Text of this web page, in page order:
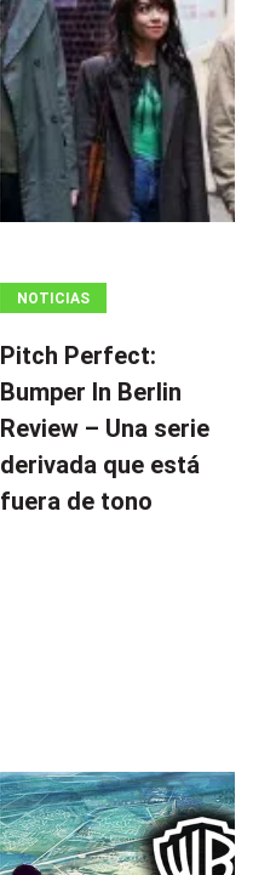
NOTICIAS
Pitch Perfect:
Bumper In Berlin
Review – Una serie
derivada que está
fuera de tono